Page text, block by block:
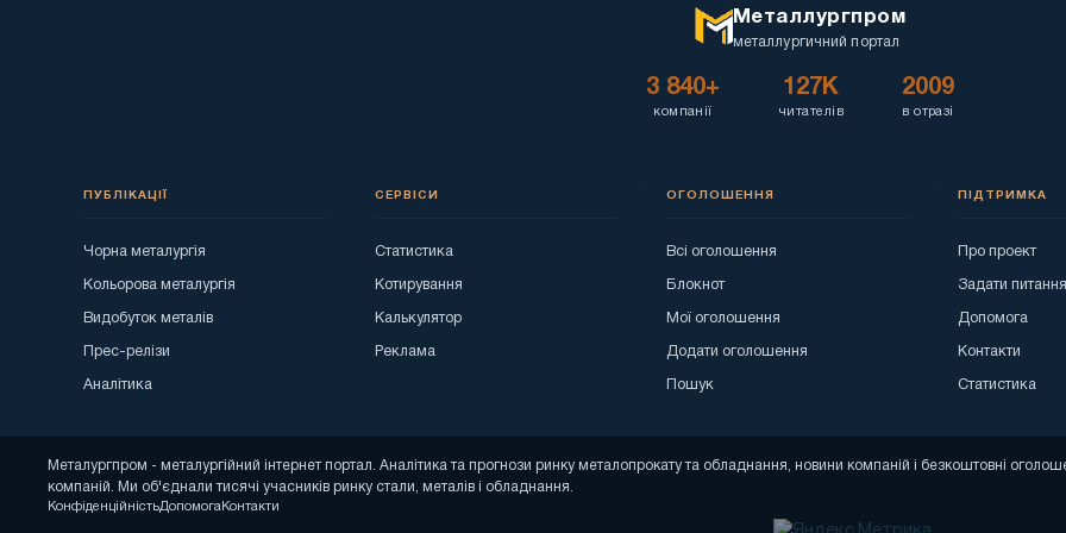
Металлургпром
металлургичний портал
3 840+
компанії
127K
читателів
2009
в отразі
ПУБЛІКАЦІЇ
Чорна металургія
Кольорова металургія
Видобуток металів
Прес-релізи
Аналітика
СЕРВІСИ
Статистика
Котирування
Калькулятор
Реклама
ОГОЛОШЕННЯ
Всі оголошення
Блокнот
Мої оголошення
Додати оголошення
Пошук
ПІДТРИМКА
Про проект
Задати питання
Допомога
Контакти
Статистика
Металургпром - металургійний інтернет портал. Аналітика та прогнози ринку металопрокату та обладнання, новини компаній і безкоштовні
компаній. Ми об'єднали тисячі учасників ринку стали, металів і обладнання.
КонфіденційністьДопомога Контакти